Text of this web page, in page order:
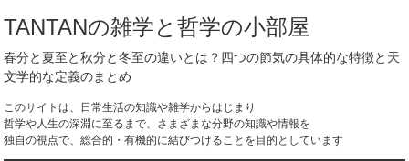
TANTANの雑学と哲学の小部屋
春分と夏至と秋分と冬至の違いとは？四つの節気の具体的な特徴と天
文学的な定義のまとめ
このサイトは、日常生活の知識や雑学からはじまり
哲学や人生の深淵に至るまで、さまざまな分野の知識や情報を
独自の視点で、総合的・有機的に結びつけることを目的としています